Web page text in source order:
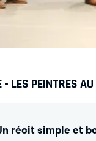
- LES PEINTRES
récit simple et